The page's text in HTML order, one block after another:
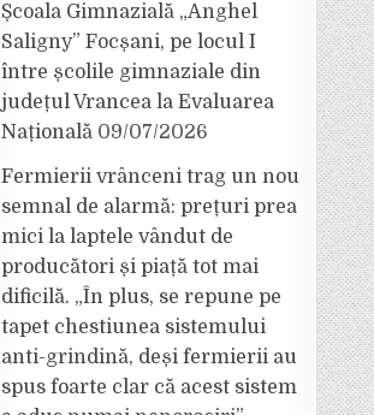
Școala Gimnazială „Anghel
Saligny” Focșani, pe locul I
între școlile gimnaziale din
județul Vrancea la Evaluarea
Națională 09/07/2026
Fermierii vrânceni trag un nou
semnal de alarmă: prețuri prea
mici la laptele vândut de
producători și piață tot mai
dificilă. „În plus, se repune pe
tapet chestiunea sistemului
anti-grindină, deși fermierii au
spus foarte clar că acest sistem